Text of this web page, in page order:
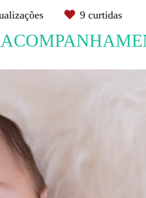
9 curtidas